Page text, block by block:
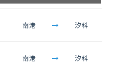
南港 汐科
南港 汐科